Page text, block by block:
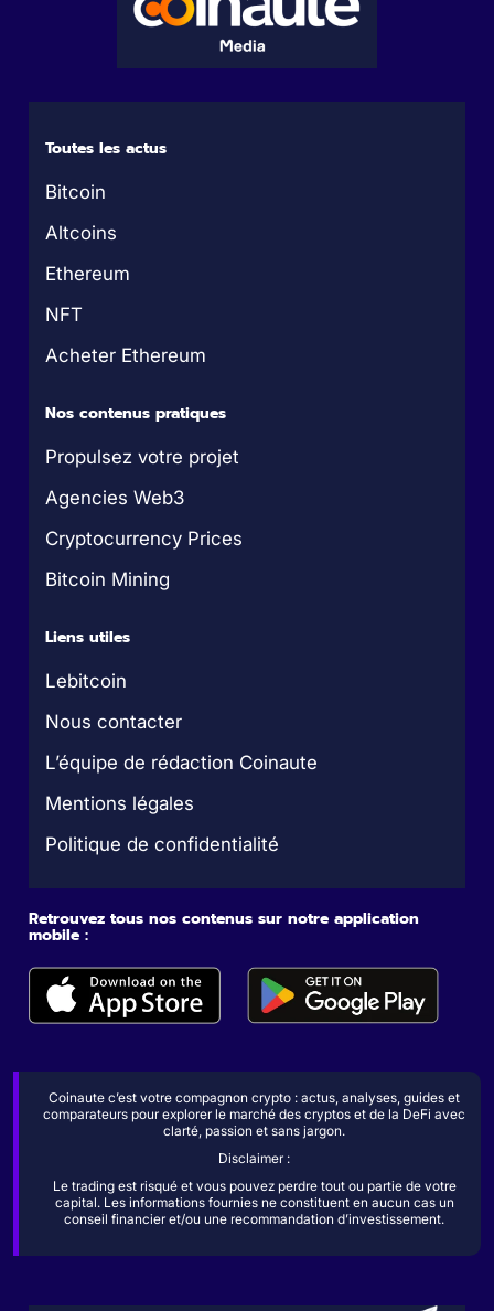
Toutes les actus
Bitcoin
Altcoins
Ethereum
NFT
Acheter Ethereum
Nos contenus pratiques
Propulsez votre projet
Agencies Web3
Cryptocurrency Prices
Bitcoin Mining
Liens utiles
Lebitcoin
Nous contacter
L’équipe de rédaction Coinaute
Mentions légales
Politique de confidentialité
Retrouvez tous nos contenus sur notre application
mobile :
Coinaute c’est votre compagnon crypto : actus, analyses, guides et
comparateurs pour explorer le marché des cryptos et de la DeFi avec
clarté, passion et sans jargon.
Disclaimer :
Le trading est risqué et vous pouvez perdre tout ou partie de votre
capital. Les informations fournies ne constituent en aucun cas un
conseil financier et/ou une recommandation d’investissement.